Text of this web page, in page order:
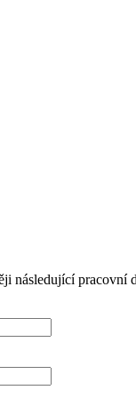
následující pracovní